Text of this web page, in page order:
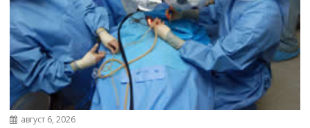
август 6, 2026